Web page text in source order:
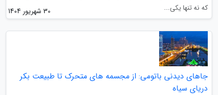
که نه تنها یکی...
30 شهریور 1404
جاهای دیدنی باتومی: از مجسمه های متحرک تا طبیعت بکر
دریای سیاه